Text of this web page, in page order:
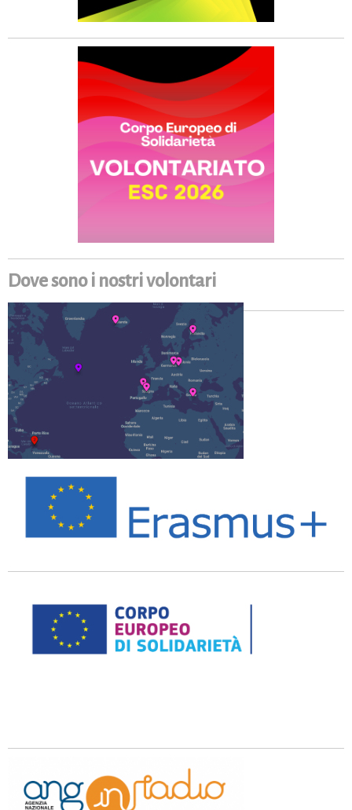
Dove sono i nostri volontari